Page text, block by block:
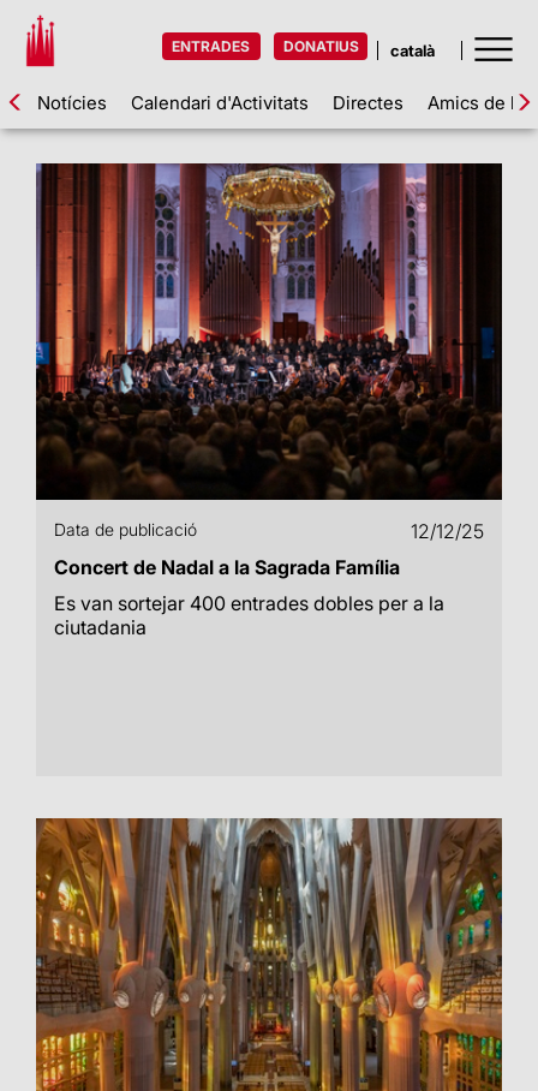
ENTRADES DONATIUS
Notícies Calendari d'Activitats Directes Amics de la
Data de publicació
12/12/25
Concert de Nadal a la Sagrada Família
Es van sortejar 400 entrades dobles per a la
ciutadania